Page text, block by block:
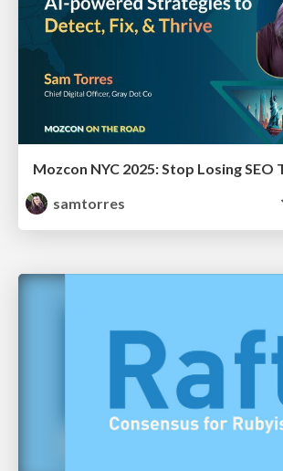
Mozcon NYC 2025: Stop Losing SEO
samtorres